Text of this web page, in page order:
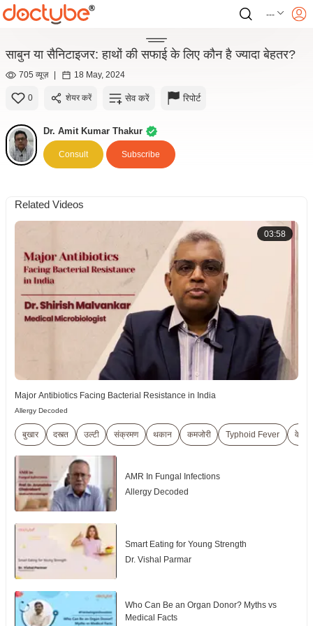
---
साबुन या सैनिटाइजर: हाथों की सफाई के लिए कौन है ज्यादा बेहतर?
705 व्यूज़ | 18 May, 2024
0 शेयर करें सेव करें रिपोर्ट
Dr. Amit Kumar Thakur
Consult Subscribe
Related Videos
03:58
Major Antibiotics Facing Bacterial Resistance in India
Allergy Decoded
बुखार दस्त्त उल्टी संक्रमण थकान कमजोरी Typhoid Fever
AMR In Fungal Infections
Allergy Decoded
Smart Eating for Young Strength
Dr. Vishal Parmar
Who Can Be an Organ Donor? Myths vs
Medical Facts